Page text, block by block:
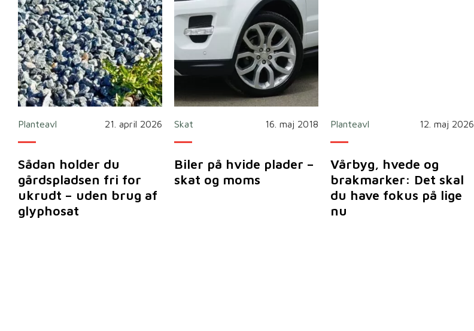
Planteavl 21. april 2026
Sådan holder du
gårdspladsen fri for
ukrudt – uden brug af
glyphosat
Skat 16. maj 2018
Biler på hvide plader –
skat og moms
Planteavl 12. maj 2026
Vårbyg, hvede og
brakmarker: Det skal
du have fokus på lige
nu